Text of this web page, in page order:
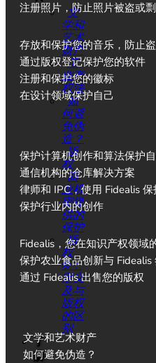
文
学和
艺术
财产
工
业产
权法
如
何避
免伪
造？
版
权
商
业机
密提
供的
保护
版
权
©：
定义
及与
版权
的区
别
了
解
注册照片，防止照片被盗或
存放和保护您的音乐，防止
通过版权登记保护您的软件
注册和保护您的徽标
在设计领域保护自己
保护计算机创作和算法保护
通信机构的仓库解决方案
律师和 IPC，使用 Fidealis
保护行业内的创作
Fidealis，您在知识产权领域
保护农业食品创新与 Fidealis
通过 Fidealis 出售您的版权
文学和艺术财产
如何避免伪造？